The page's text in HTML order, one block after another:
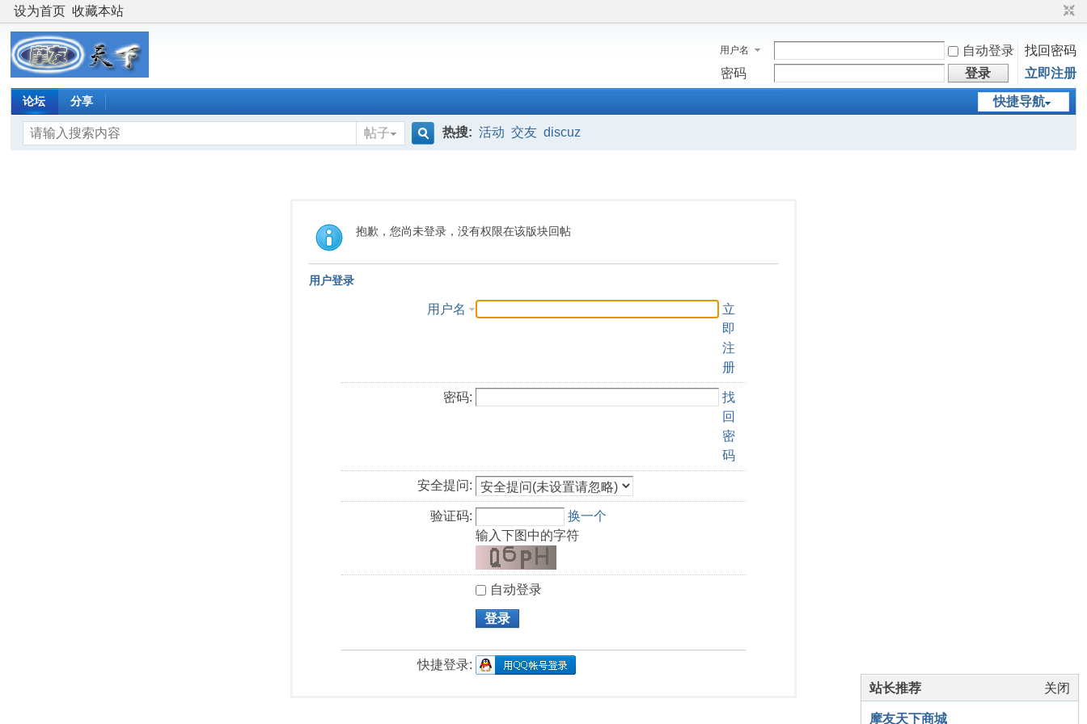
设为首页 收藏本站
用户名 自动登录
找回密码
密码
登录 立即注册
快捷导航
论坛 分享
帖子
索
热搜: 活动 交友 discuz
抱歉，您尚未登录，没有权限在该版块回帖
用户登录
用户名
立
即
注
册
密码:
找
回
密
码
安全提问:
验证码:
换一个
输入下图中的字符
自动登录
登录
快捷登录:
关闭
站长推荐
摩友天下商城